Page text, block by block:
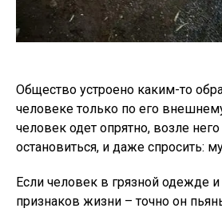
Общество устроено каким-то
человеке только по его
человек одет опрятно, возле
остановиться, и даже спросить:
Если человек в грязной одежде и
признаков жизни – точно он